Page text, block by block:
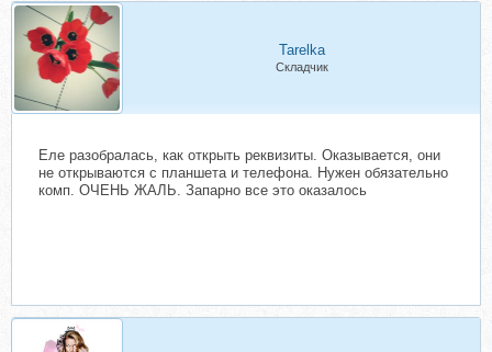
Tarelka
Складчик
Еле разобралась, как открыть реквизиты. Оказывается, они
не открываются с планшета и телефона. Нужен обязательно
комп. ОЧЕНЬ ЖАЛЬ. Запарно все это оказалось